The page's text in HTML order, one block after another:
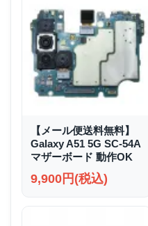
【メール便送料無料】
Galaxy A51 5G SC-54A
マザーボード 動作OK
9,900円(税込)